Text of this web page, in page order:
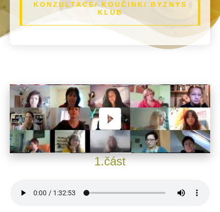
KONZULTACE/ KOUČINK/ BYZNYS
KLUB
1.část